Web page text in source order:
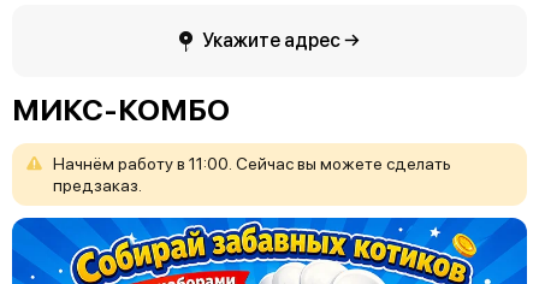
Укажите адрес →
МИКС-КОМБО
Начнём работув 11:00. Сейчасвы можете сделать
предзаказ.